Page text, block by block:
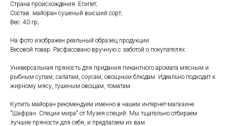
Страна происхождения: Египет;
Состав: майоран сушеный высший сорт;
Вес: 40 гр;
На фото изображен реальный образец продукции.
Весовой товар. Расфасовано вручную с заботой о покупателях.
Универсальная пряность для придания пикантного аромата мясным и
рыбным супам, салатам, соусам, овощным блюдам. Идеально подходит к
жирному мясу, тушеным овощам, томатам.
Купить майоран рекомендуем именно в нашем интернет-магазине
"Шафран. Специи мира" от Музея специй. Мы тщательно отбираем
лучшие пряности для себя, и предлагаем их вам.